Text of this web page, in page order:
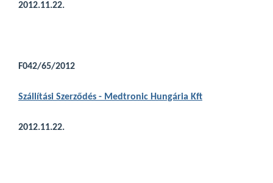
2012.11.22.
F042/65/2012
Szállítási Szerződés - Medtronic Hungária Kft
2012.11.22.